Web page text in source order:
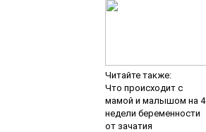
Читайте также:
Что происходит c
мамой и малышом на 4
недели беременности
от зачатия